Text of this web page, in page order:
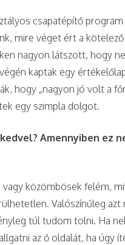
csapatépítő
mire véget ért a
nagyon látszott, hogy
kaptak egy
hogy „nagyon jó volt a
egy szimpla dolgot.
Amennyiben ez
vagy közömbösek felém,
Valószínűleg
túl tudom tolni. Ha
az ő oldalát, ha úgy